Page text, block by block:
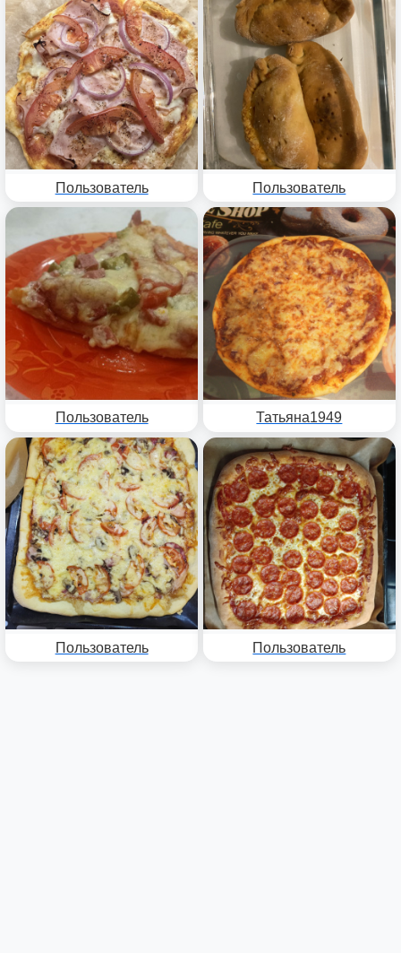
Пользователь Пользователь
Пользователь Татьяна1949
Пользователь Пользователь